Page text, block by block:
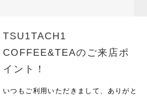
TSU1TACH1
COFFEE&TEAのご来店ポ
イント！
いつもご利用いただきまして、ありがと